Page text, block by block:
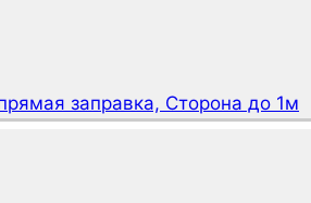
заправка, Сторона до 1м